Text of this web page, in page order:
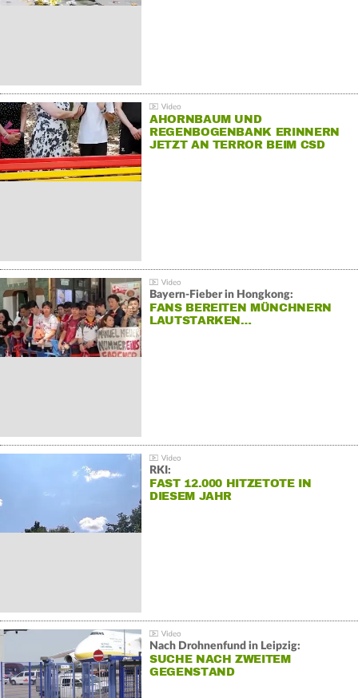
AHORNBAUM UND
REGENBOGENBANK ERINNERN
JETZT AN TERROR BEIM CSD
Bayern-Fieber in Hongkong:
FANS BEREITEN MÜNCHNERN
LAUTSTARKEN…
RKI:
FAST 12.000 HITZETOTE IN
DIESEM JAHR
Nach Drohnenfund in Leipzig:
SUCHE NACH ZWEITEM
GEGENSTAND